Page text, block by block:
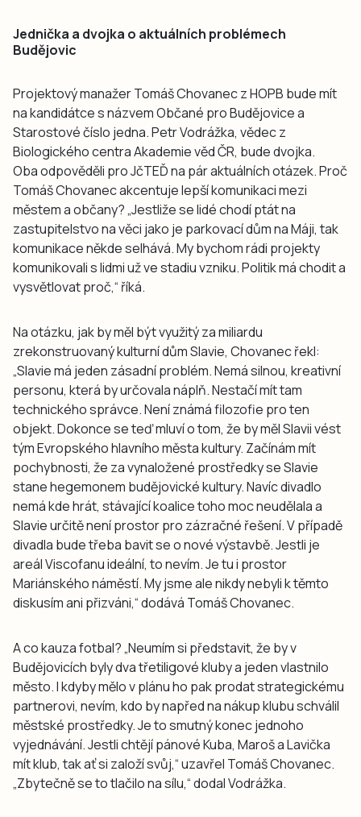
Jednička a dvojka o aktuálních problémech
Budějovic
Projektový manažer Tomáš Chovanec z HOPB bude mít
na kandidátce s názvem Občané pro Budějovice a
Starostové číslo jedna. Petr Vodrážka, vědec z
Biologického centra Akademie věd ČR, bude dvojka.
Oba odpověděli pro JčTEĎ na pár aktuálních otázek. Proč
Tomáš Chovanec akcentuje lepší komunikaci mezi
městem a občany? „Jestliže se lidé chodí ptát na
zastupitelstvo na věci jako je parkovací dům na Máji, tak
komunikace někde selhává. My bychom rádi projekty
komunikovali s lidmi už ve stadiu vzniku. Politik má chodit a
vysvětlovat proč,“ říká.
Na otázku, jak by měl být využitý za miliardu
zrekonstruovaný kulturní dům Slavie, Chovanec řekl:
„Slavie má jeden zásadní problém. Nemá silnou, kreativní
personu, která by určovala náplň. Nestačí mít tam
technického správce. Není známá filozofie pro ten
objekt. Dokonce se teď mluví o tom, že by měl Slavii vést
tým Evropského hlavního města kultury. Začínám mít
pochybnosti, že za vynaložené prostředky se Slavie
stane hegemonem budějovické kultury. Navíc divadlo
nemá kde hrát, stávající koalice toho moc neudělala a
Slavie určitě není prostor pro zázračné řešení. V případě
divadla bude třeba bavit se o nové výstavbě. Jestli je
areál Viscofanu ideální, to nevím. Je tu i prostor
Mariánského náměstí. My jsme ale nikdy nebyli k těmto
diskusím ani přizváni,“ dodává Tomáš Chovanec.
A co kauza fotbal? „Neumím si představit, že by v
Budějovicích byly dva třetiligové kluby a jeden vlastnilo
město. I kdyby mělo v plánu ho pak prodat strategickému
partnerovi, nevím, kdo by napřed na nákup klubu schválil
městské prostředky. Je to smutný konec jednoho
vyjednávání. Jestli chtějí pánové Kuba, Maroš a Lavička
mít klub, tak ať si založí svůj,“ uzavřel Tomáš Chovanec.
„Zbytečně se to tlačilo na sílu,“ dodal Vodrážka.